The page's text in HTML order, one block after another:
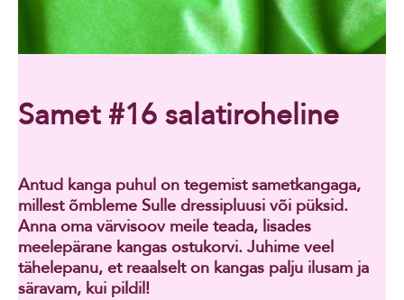
Samet #16 salatiroheline
Antud kanga puhul on tegemist sametkangaga,
millest õmbleme Sulle dressipluusi või püksid.
Anna oma värvisoov meile teada, lisades
meelepärane kangas ostukorvi. Juhime veel
tähelepanu, et reaalselt on kangas palju ilusam ja
säravam, kui pildil!